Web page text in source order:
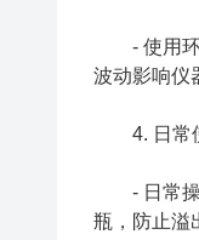
- 使用环
波动影响仪
4. 日常
- 日常操
瓶，防止溢